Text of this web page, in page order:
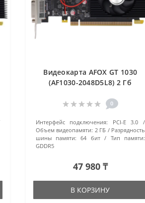
Видеокарта AFOX GT 1030
(AF1030-2048D5L8) 2 Гб
0
Интерфейс подключения:
PCI-E 3.0
Объем видеопамяти: 2 ГБ
Разрядность
шины памяти:
64 бит
Тип памяти:
GDDR5
47 980 ₸
В КОРЗИНУ